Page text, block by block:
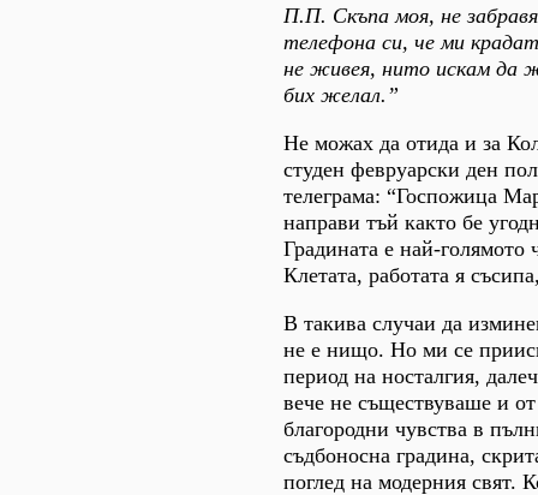
П.П. Скъпа моя, не
телефона си, че ми
не живея, нито искам да
бих желал.”
Не можах да отида и за
студен февруарски ден
телеграма: “Госпожица
направи тъй както бе
Градината е най-
Клетата, работата я
В такива случаи да
не е нищо. Но ми се
период на носталгия,
вече не съществуваше и
благородни чувства в
съдбоносна градина,
поглед на модерния свят.